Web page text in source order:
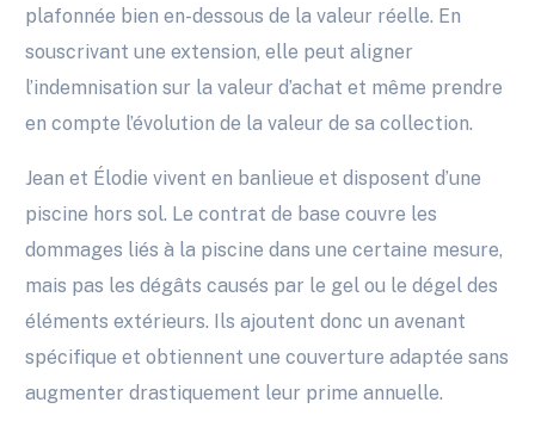
plafonnée bien en-dessous de la valeur réelle. En
souscrivant une extension, elle peut aligner
l’indemnisation sur la valeur d’achat et même prendre
en compte l’évolution de la valeur de sa collection.
Jean et Élodie vivent en banlieue et disposent d’une
piscine hors sol. Le contrat de base couvre les
dommages liés à la piscine dans une certaine mesure,
mais pas les dégâts causés par le gel ou le dégel des
éléments extérieurs. Ils ajoutent donc un avenant
spécifique et obtiennent une couverture adaptée sans
augmenter drastiquement leur prime annuelle.